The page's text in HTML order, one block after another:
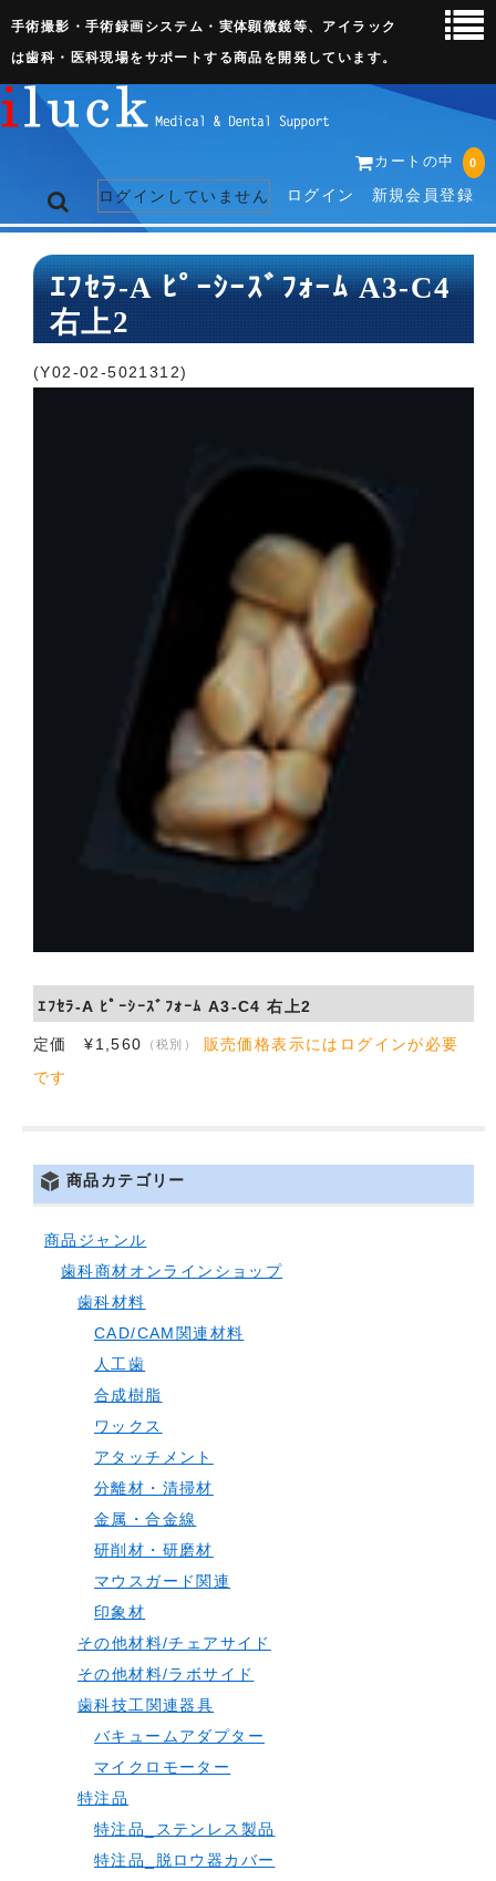
手術撮影・手術録画システム・実体顕微鏡等、アイラック
は歯科・医科現場をサポートする商品を開発しています。
カートの中 0
ログインしていません ログイン 新規会員登録
トップページ
ネット販売ページ
歯科関連機器
ｴﾌｾﾗ-A ﾋﾟｰｼｰｽﾞﾌｫｰﾑ A3-C4
右上2
(Y02-02-5021312)
ｴﾌｾﾗ-A ﾋﾟｰｼｰｽﾞﾌｫｰﾑ A3-C4 右上2
定価 ¥1,560 （税別）
販売価格表示にはログインが必要
です
商品カテゴリー
商品ジャンル
歯科商材オンラインショップ
歯科材料
CAD/CAM関連材料
人工歯
合成樹脂
ワックス
アタッチメント
分離材・清掃材
金属・合金線
研削材・研磨材
マウスガード関連
印象材
その他材料/チェアサイド
その他材料/ラボサイド
歯科技工関連器具
バキュームアダプター
マイクロモーター
特注品
特注品_ステンレス製品
特注品_脱ロウ器カバー